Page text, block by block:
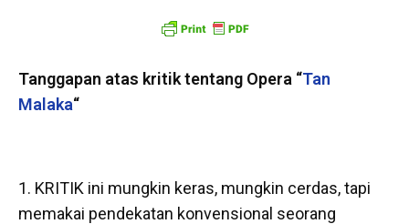
Tanggapan atas kritik tentang Opera “Tan
Malaka“
1. KRITIK ini mungkin keras, mungkin cerdas, tapi
memakai pendekatan konvensional seorang